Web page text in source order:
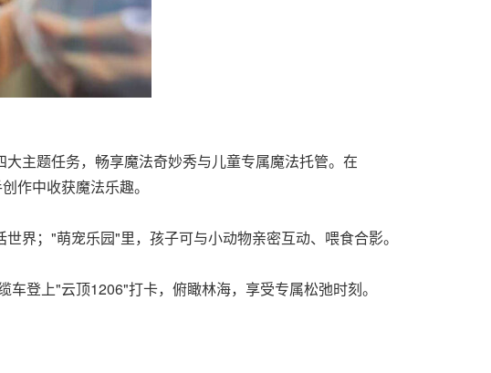
主题任务，畅享魔法奇妙秀与儿童专属魔法托管。在
作中收获魔法乐趣。
界；"萌宠乐园"里，孩子可与小动物亲密互动、喂食合影。
登上"云顶1206"打卡，俯瞰林海，享受专属松弛时刻。